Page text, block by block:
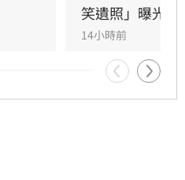
守，陪伴王凱走完人生
弟情誼與邱瓈寬的溫暖
變時最堅強的後盾，各
笑遺照」曝光
14小時前